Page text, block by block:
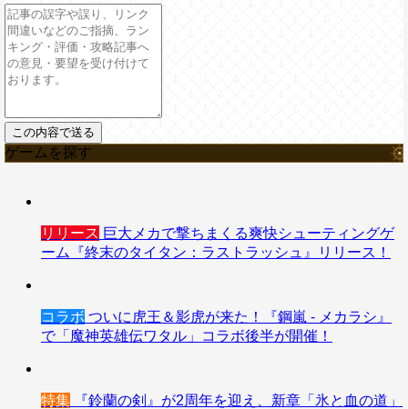
ゲームを探す
リリース 巨大メカで撃ちまくる爽快シューティングゲ
ーム『終末のタイタン：ラストラッシュ』リリース！
コラボ ついに虎王＆影虎が来た！『鋼嵐 - メカラシ』
で「魔神英雄伝ワタル」コラボ後半が開催！
特集 『鈴蘭の剣』が2周年を迎え、新章「氷と血の道」